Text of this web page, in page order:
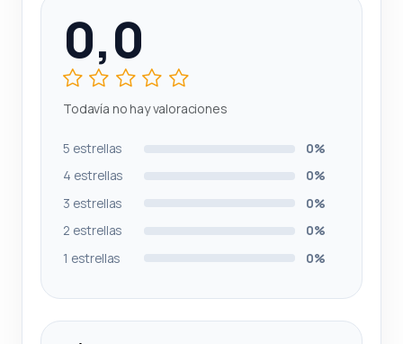
0,0
Todavía no hay valoraciones
5 estrellas
0%
4 estrellas
0%
3 estrellas
0%
2 estrellas
0%
1 estrellas
0%